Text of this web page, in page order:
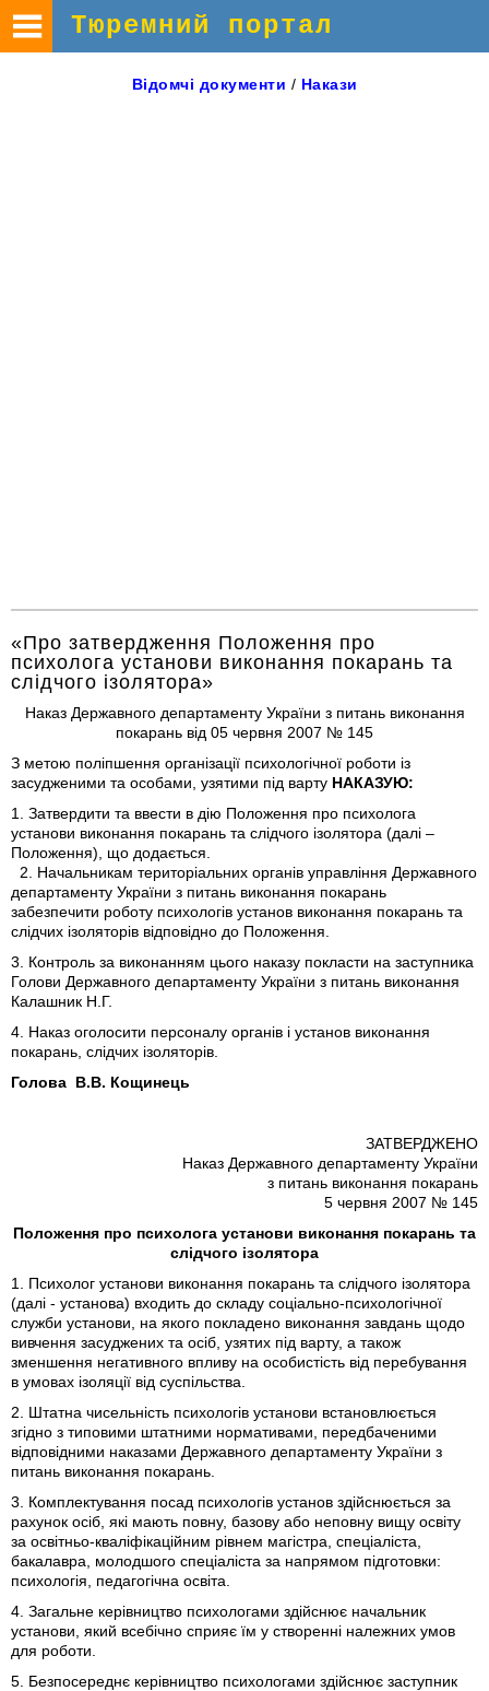
Тюремний портал
Відомчі документи / Накази
«Про затвердження Положення про
психолога установи виконання покарань та
слідчого ізолятора»
Наказ Державного департаменту України з питань виконання
покарань від 05 червня 2007 № 145
З метою поліпшення організації психологічної роботи із
засудженими та особами, узятими під варту НАКАЗУЮ:
1. Затвердити та ввести в дію Положення про психолога
установи виконання покарань та слідчого ізолятора (далі –
Положення), що додається.
2. Начальникам територіальних органів управління Державного
департаменту України з питань виконання покарань
забезпечити роботу психологів установ виконання покарань та
слідчих ізоляторів відповідно до Положення.
3. Контроль за виконанням цього наказу покласти на заступника
Голови Державного департаменту України з питань виконання
Калашник Н.Г.
4. Наказ оголосити персоналу органів і установ виконання
покарань, слідчих ізоляторів.
Голова В.В. Кощинець
ЗАТВЕРДЖЕНО
Наказ Державного департаменту України
з питань виконання покарань
5 червня 2007 № 145
Положення про психолога установи виконання покарань та
слідчого ізолятора
1. Психолог установи виконання покарань та слідчого ізолятора
(далі - установа) входить до складу соціально-психологічної
служби установи, на якого покладено виконання завдань щодо
вивчення засуджених та осіб, узятих під варту, а також
зменшення негативного впливу на особистість від перебування
в умовах ізоляції від суспільства.
2. Штатна чисельність психологів установи встановлюється
згідно з типовими штатними нормативами, передбаченими
відповідними наказами Державного департаменту України з
питань виконання покарань.
3. Комплектування посад психологів установ здійснюється за
рахунок осіб, які мають повну, базову або неповну вищу освіту
за освітньо-кваліфікаційним рівнем магістра, спеціаліста,
бакалавра, молодшого спеціаліста за напрямом підготовки:
психологія, педагогічна освіта.
4. Загальне керівництво психологами здійснює начальник
установи, який всебічно сприяє їм у створенні належних умов
для роботи.
5. Безпосереднє керівництво психологами здійснює заступник